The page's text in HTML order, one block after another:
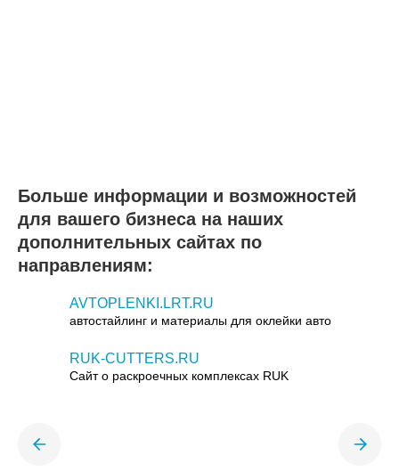
Больше информации и возможностей
для вашего бизнеса на наших
дополнительных сайтах по
направлениям:
AVTOPLENKI.LRT.RU
автостайлинг и материалы для оклейки авто
RUK-CUTTERS.RU
Сайт о раскроечных комплексах RUK